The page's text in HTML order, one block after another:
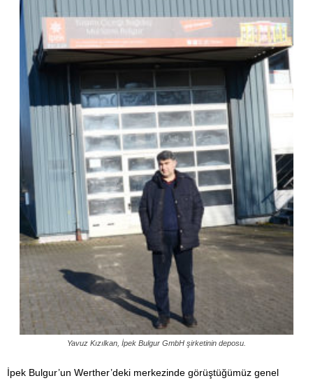
Yavuz Kızılkan, İpek Bulgur GmbH şirketinin deposu.
İpek Bulgur’un Werther’deki merkezinde görüştüğümüz genel